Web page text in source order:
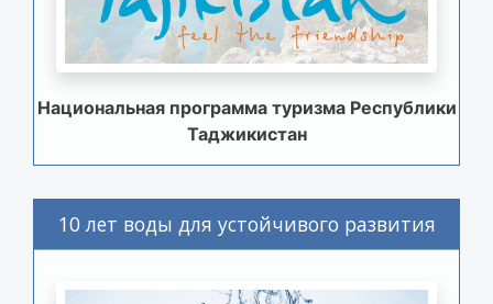
Национальная программа туризма Республики
Таджикистан
10 лет воды для устойчивого развития